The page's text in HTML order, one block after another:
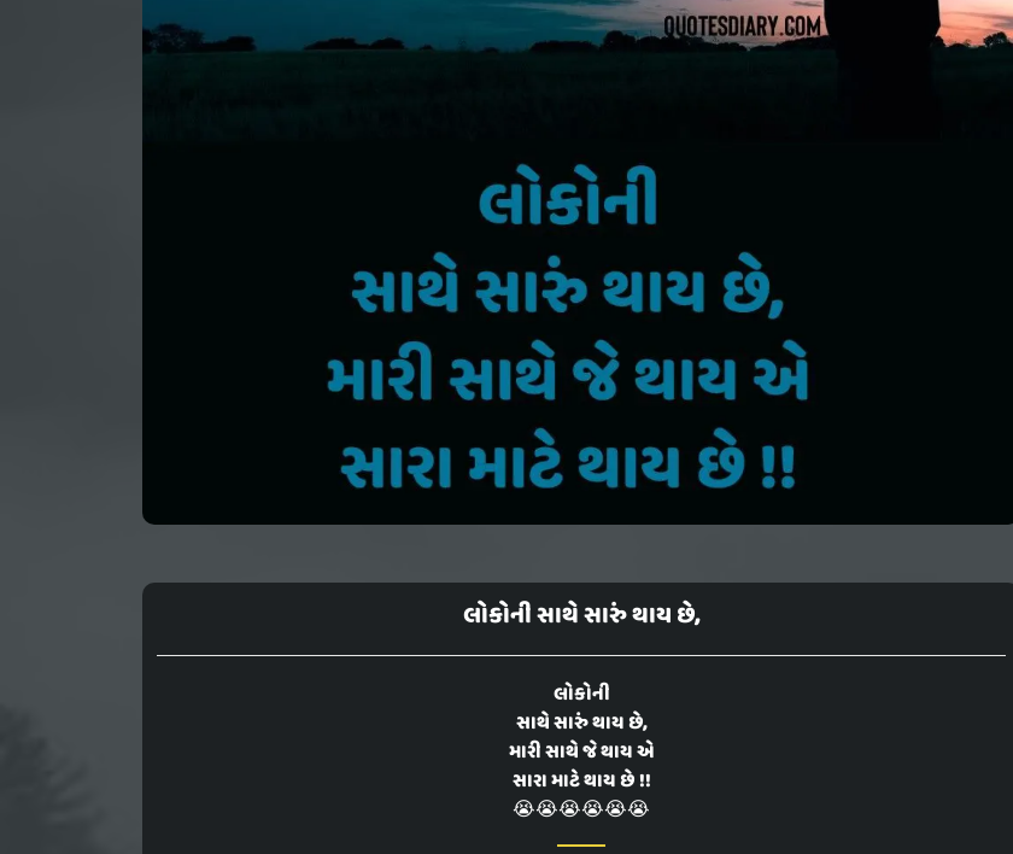
લોકોની સાથે સારું થાય છે,
લોકોની
સાથે સારું થાય છે,
મારી સાથે જે થાય એ
સારા માટે થાય છે !!
😭😭😭😭😭😭